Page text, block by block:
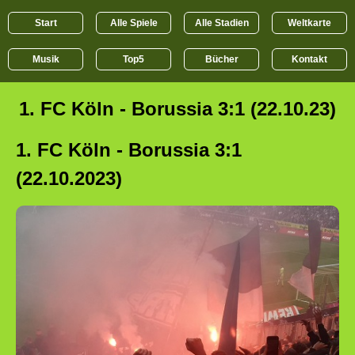
Start Alle Spiele Alle Stadien Weltkarte
Musik Top5 Bücher Kontakt
1. FC Köln - Borussia 3:1 (22.10.23)
1. FC Köln - Borussia 3:1
(22.10.2023)